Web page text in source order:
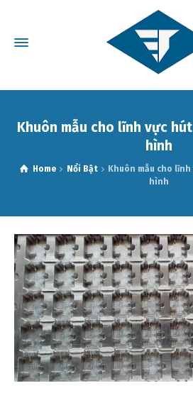
Khuôn mẫu cho lĩnh vực
hình
Home Nổi Bật
Khuôn mẫu cho
hình